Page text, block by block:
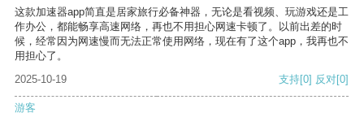
这款加速器app简直是居家旅行必备神器，无论是看视频、玩游戏还是工
作办公，都能畅享高速网络，再也不用担心网速卡顿了。以前出差的时
候，经常因为网速慢而无法正常使用网络，现在有了这个app，我再也不
用担心了。
2025-10-19
支持[0] 反对[0]
游客